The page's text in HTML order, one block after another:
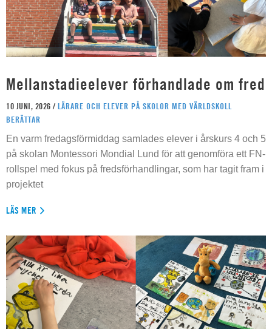
Mellanstadieelever förhandlade om fred
10 JUNI, 2026 / LÄRARE OCH ELEVER PÅ SKOLOR MED VÄRLDSKOLL
BERÄTTAR
En varm fredagsförmiddag samlades elever i årskurs 4 och 5
på skolan Montessori Mondial Lund för att genomföra ett FN-
rollspel med fokus på fredsförhandlingar, som har tagit fram i
projektet
LÄS MER